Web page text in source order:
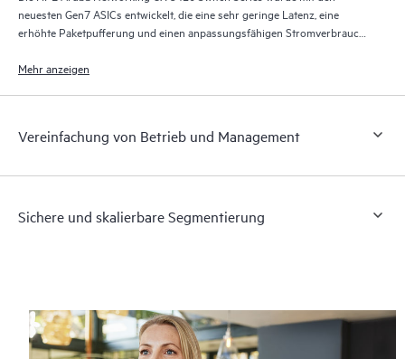
neuesten Gen7 ASICs entwickelt, die eine sehr geringe Latenz, eine
erhöhte Paketpufferung und einen anpassungsfähigen Stromverbrauch
Leitungsgeschwindigkeit, um den Anforderungen bandbreitenintensiver
Mehr anzeigen
Vereinfachung von Betrieb und Management
Sichere und skalierbare Segmentierung